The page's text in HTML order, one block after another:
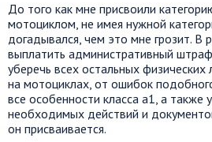
До того как мне присвоили
мотоциклом, не имея нужной
догадывался, чем это мне грозит. В
выплатить административный
уберечь всех остальных
на мотоциклах, от ошибок
все особенности класса а1, а также
необходимых действий и
он присваивается.